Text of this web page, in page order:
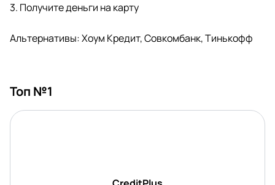
3. Получите деньги на карту
Альтернативы: Хоум Кредит, Совкомбанк, Тинькофф
Топ №1